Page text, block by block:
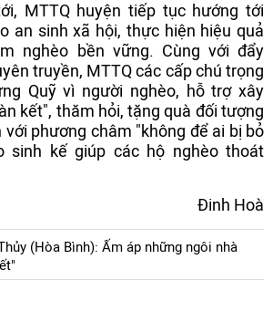
MTTQ huyện tiếp tục hướng tới
an sinh xã hội, thực hiện hiệu quả
nghèo bền vững. Cùng với đẩy
truyền, MTTQ các cấp chú trọng
Quỹ vì người nghèo, hỗ trợ xây
kết", thăm hỏi, tặng quà đối tượng
với phương châm "không để ai bị bỏ
sinh kế giúp các hộ nghèo thoát
Đinh Hoà
(Hòa Bình): Ấm áp những ngôi nhà